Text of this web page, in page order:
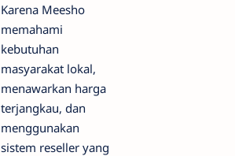
Karena Meesho
memahami
kebutuhan
masyarakat lokal,
menawarkan harga
terjangkau, dan
menggunakan
sistem reseller yang